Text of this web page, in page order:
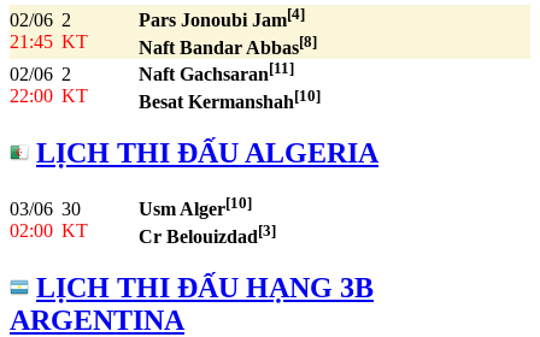
02/06
21:45
2
KT
Pars Jonoubi Jam[4]
Naft Bandar Abbas[8]
02/06
22:00
2
KT
Naft Gachsaran[11]
Besat Kermanshah[10]
LỊCH THI ĐẤU ALGERIA
03/06
02:00
30
KT
Usm Alger[10]
Cr Belouizdad[3]
LỊCH THI ĐẤU HẠNG 3B
ARGENTINA